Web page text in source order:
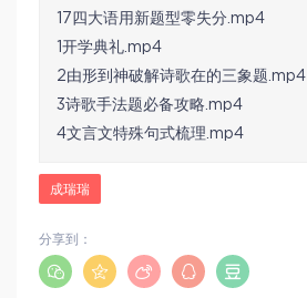
17四大语用新题型零失分.mp4
1开学典礼.mp4
2由形到神破解诗歌在的三象题.mp4
3诗歌手法题必备攻略.mp4
4文言文特殊句式梳理.mp4
成瑞瑞
分享到：